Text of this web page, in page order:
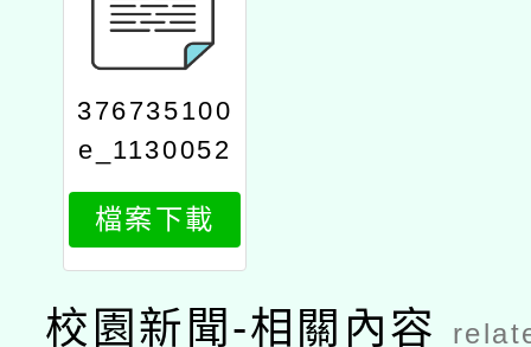
376735100
e_1130052
894_attach
1
檔案下載
校園新聞-相關內容